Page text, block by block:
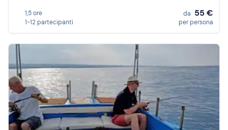
1,5 ore
1-12 partecipanti
da 55 €
per persona